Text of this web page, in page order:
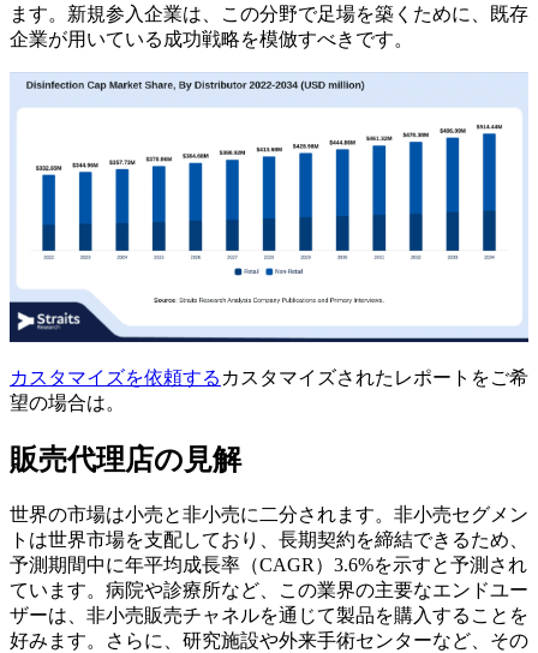
ます。新規参入企業は、この分野で足場を築くために、既存
企業が用いている成功戦略を模倣すべきです。
カスタマイズを依頼する カスタマイズされたレポートをご希
望の場合は。
販売代理店の見解
世界の市場は小売と非小売に二分されます。非小売セグメン
トは世界市場を支配しており、長期契約を締結できるため、
予測期間中に年平均成長率（CAGR）3.6%を示すと予測され
ています。病院や診療所など、この業界の主要なエンドユー
ザーは、非小売販売チャネルを通じて製品を購入することを
好みます。さらに、研究施設や外来手術センターなど、その